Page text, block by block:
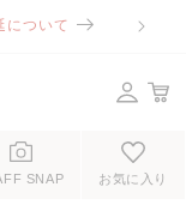
について
SNAP お気に入り